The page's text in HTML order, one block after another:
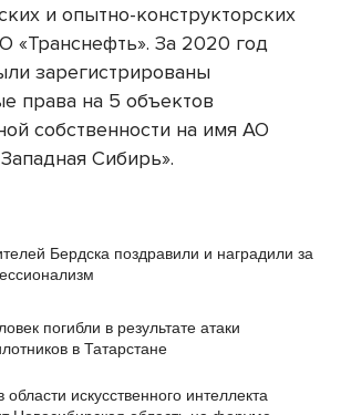
и опытно-конструкторских
«Транснефть». За 2020 год
зарегистрированы
права на 5 объектов
собственности на имя АО
Сибирь».
Бердска поздравили и наградили за
погибли в результате атаки
в Татарстане
искусственного интеллекта